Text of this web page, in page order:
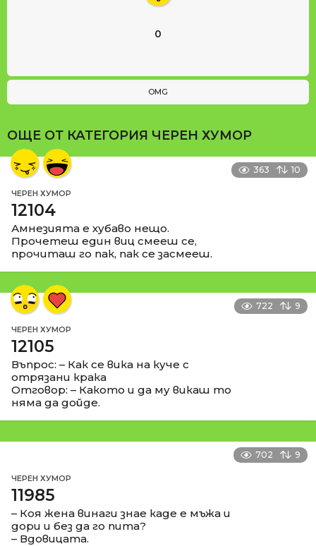
0
OMG
ОЩЕ ОТ КАТЕГОРИЯ ЧЕРЕН ХУМОР
363 10
ЧЕРЕН ХУМОР
12104
Амнезията е хубаво нещо.
Прочетеш един виц смееш се,
прочиташ го пак, пак се засмееш.
722 9
ЧЕРЕН ХУМОР
12105
Въпрос: – Как се вика на куче с
отрязани крака
Отговор: – Какото и да му викаш то
няма да дойде.
702 9
ЧЕРЕН ХУМОР
11985
– Коя жена винаги знае каде е мъжа и
дори и без да го пита?
– Вдовицата.